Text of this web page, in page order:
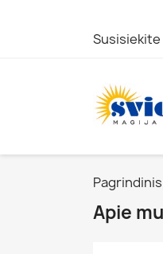
Susisiekite
Pagrindinis
Apie